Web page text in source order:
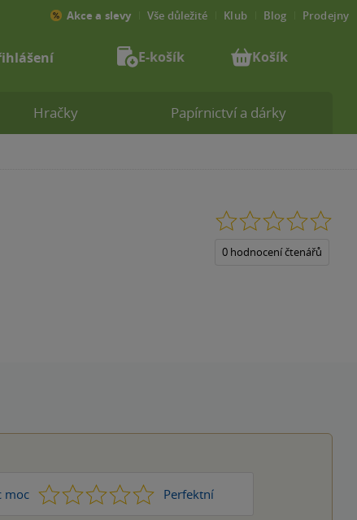
0.0
0 hodnocení čtenářů
moc 1 2 3 4 Perfektní
5
Hračky Papírnictví a dárky
Akce a slevy Vše důležité Klub Blog Prodejny
E-košík Košík